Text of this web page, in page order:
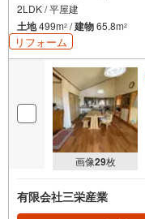
2LDK / 平屋建
土地499m2 /建物65.8m2
リフォーム
画像29枚
有限会社三栄産業